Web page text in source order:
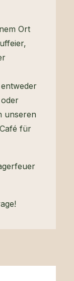
Ort
unseren
für